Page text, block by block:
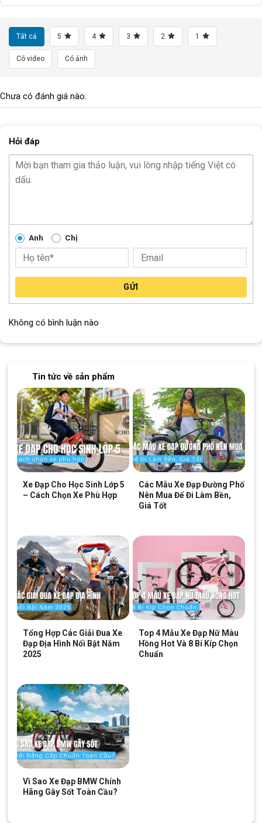
LỐP XE/TIRES GI03 PRC2 700*28C
CÂN NẶNG
TỐC ĐỘ
CỐT BÁNH TRƯỚC
CỐT BÁNH SAU Cốt vẹn
Tất cả 5 4 3 2 1
Có video Có ảnh
Chưa có đánh giá nào.
Hỏi đáp
Anh Chị
GỬI
Không có bình luận nào
Tin tức về sản phẩm
Xe Đạp Cho Học Sinh Lớp 5
– Cách Chọn Xe Phù Hợp
Các Mẫu Xe Đạp Đường Phố
Nên Mua Để Đi Làm Bền,
Giá Tốt
Tổng Hợp Các Giải Đua Xe
Đạp Địa Hình Nổi Bật Năm
2025
Top 4 Mẫu Xe Đạp Nữ Màu
Hồng Hot Và 8 Bí Kíp Chọn
Chuẩn
Vì Sao Xe Đạp BMW Chính
Hãng Gây Sốt Toàn Cầu?